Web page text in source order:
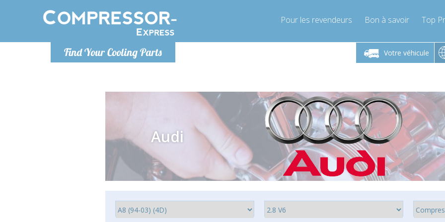
Find Your Cooling Parts
Pour les revendeurs Bon à savoir Top
Votre véhicule
Lundi-Vendredi 9h-17h Lundi-Vendredi 9h-17h
info@compressor-express.fr
Lundi-
Audi